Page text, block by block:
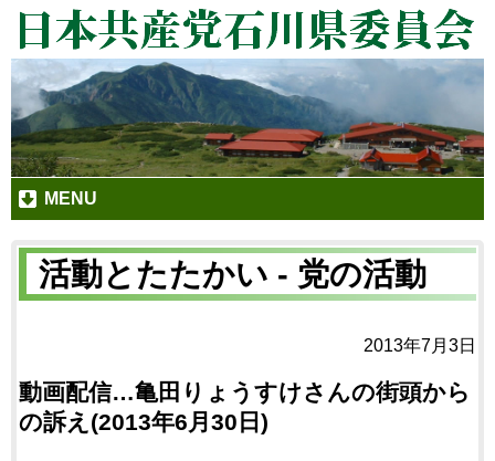
MENU
活動とたたかい - 党の活動
2013年7月3日
動画配信…亀田りょうすけさんの街頭から
の訴え(2013年6月30日)